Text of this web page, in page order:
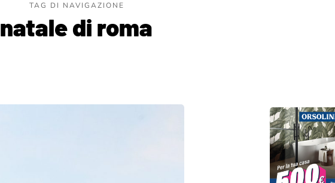
TAG DI NAVIGAZIONE
natale di roma